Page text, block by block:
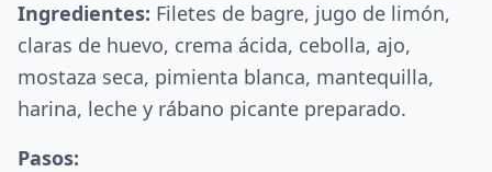
Ingredientes: Filetes de bagre, jugo de limón,
claras de huevo, crema ácida, cebolla, ajo,
mostaza seca, pimienta blanca, mantequilla,
harina, leche y rábano picante preparado.
Pasos: